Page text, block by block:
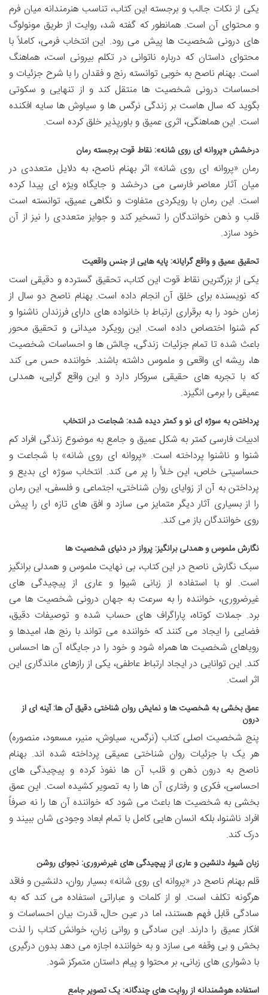
یکی از نکات جالب و برجسته این کتاب، تناسب هنرمندانه میان فرم
و محتوای آن است. همانطور که گفته شد، روایت از طریق مونولوگ
های درونی شخصیت ها پیش می رود. این انتخاب فرمی، کاملاً با
محتوای داستان که درباره ناتوانی در تکلم بیرونی است، هماهنگ
است. بهنام ناصح به خوبی توانسته رنج و فقدان را با شرح جزئیات و
احساسات درونی شخصیت ها منتقل کند و از تنهایی و سکوتی
بگوید که سال هاست بر زندگی نرگس ها و سیاوش ها سایه افکنده
است. این هماهنگی، اثری عمیق و باورپذیر خلق کرده است.
درخشش «پروانه ای روی شانه»: نقاط قوت برجسته رمان
رمان «پروانه ای روی شانه» اثر بهنام ناصح، به دلایل متعددی در
میان آثار معاصر فارسی می درخشد و جایگاه ویژه ای پیدا کرده
است. این رمان با رویکردی متفاوت و نگاهی عمیق، توانسته است
قلب و ذهن خوانندگان را تسخیر کند و جوایز متعددی را نیز از آن
خود سازد.
تحقیق عمیق و واقع گرایانه: پایه هایی از جنس واقعیت
یکی از بزرگترین نقاط قوت این کتاب، تحقیق گسترده و دقیقی است
که نویسنده برای خلق آن انجام داده است. بهنام ناصح دو سال از
زمان خود را به برقراری ارتباط با خانواده های دارای فرزندان ناشنوا و
کم شنوا اختصاص داده است. این رویکرد میدانی و تحقیق محور
باعث شده تا تمام جزئیات زندگی، چالش ها و احساسات شخصیت
ها، ریشه ای واقعی و ملموس داشته باشند. خواننده حس می کند
که با تجربه های حقیقی سروکار دارد و این واقع گرایی، همدلی
عمیقی را برمی انگیزد.
پرداختن به سوژه ای نو و کمتر دیده شده: شجاعت در انتخاب
ادبیات فارسی کمتر به شکل عمیق و جامع به موضوع زندگی افراد کم
شنوا و ناشنوا پرداخته است. «پروانه ای روی شانه» با شجاعت و
حساسیتی خاص، این خلأ را پر می کند. انتخاب سوژه ای بدیع و
پرداختن به آن از زوایای روان شناختی، اجتماعی و فلسفی، این رمان
را از بسیاری آثار دیگر متمایز می سازد و افق های تازه ای را پیش
روی خوانندگان باز می کند.
نگارش ملموس و همدلی برانگیز: پرواز در دنیای شخصیت ها
سبک نگارش ناصح در این کتاب، بی نهایت ملموس و همدلی برانگیز
است. او با استفاده از زبانی شیوا و عاری از پیچیدگی های
غیرضروری، خواننده را به سرعت به جهان درونی شخصیت ها می
برد. جملات کوتاه، پاراگراف های حساب شده و توصیفات دقیق،
فضایی را ایجاد می کنند که خواننده می تواند با رنج ها، امیدها و
رویاهای شخصیت ها همراه شود و خود را در جایگاه آن ها احساس
کند. این توانایی در ایجاد ارتباط عاطفی، یکی از رازهای ماندگاری این
اثر است.
عمق بخشی به شخصیت ها و نمایش روان شناختی دقیق آن ها: آینه ای از
درون
پنج شخصیت اصلی کتاب (نرگس، سیاوش، منیر، مسعود، منصوره)
هر یک با جزئیات روان شناختی عمیقی پرداخته شده اند. بهنام
ناصح به درون ذهن و قلب آن ها نفوذ کرده و پیچیدگی های
احساسی، فکری و رفتاری آن ها را به تصویر کشیده است. این عمق
بخشی به شخصیت ها باعث می شود که خواننده آن ها را نه صرفاً
افراد ناشنوا، بلکه انسان هایی کامل با تمام ابعاد وجودی شان ببیند و
درک کند.
زبان شیوا، دلنشین و عاری از پیچیدگی های غیرضروری: نجوای روشن
قلم بهنام ناصح در «پروانه ای روی شانه» بسیار روان، دلنشین و فاقد
هرگونه تکلف است. او از کلمات و عباراتی استفاده می کند که به
سادگی قابل فهم هستند، اما در عین حال، قدرت بیان احساسات و
افکار عمیق را دارند. این سادگی و روانی زبان، خوانش کتاب را لذت
بخش و بی وقفه می سازد و به خواننده اجازه می دهد بدون درگیری
با دشواری های زبانی، بر محتوا و پیام داستان متمرکز شود.
استفاده هوشمندانه از روایت های چندگانه: یک تصویر جامع